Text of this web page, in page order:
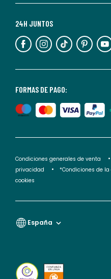
FORMAS DE PAGO:
24H JUNTOS
Condiciones generales de venta
privacidad
*Condiciones de
cookies
España